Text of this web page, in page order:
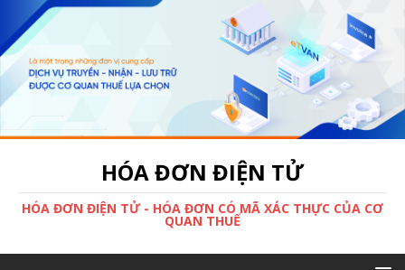
HÓA ĐƠN ĐIỆN TỬ
HÓA ĐƠN ĐIỆN TỬ - HÓA ĐƠN CÓ MÃ XÁC THỰC CỦA CƠ
QUAN THUẾ